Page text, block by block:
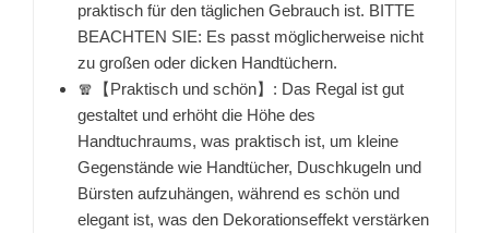
praktisch für den täglichen Gebrauch ist. BITTE
BEACHTEN SIE: Es passt möglicherweise nicht
zu großen oder dicken Handtüchern.
🧣【Praktisch und schön】: Das Regal ist gut
gestaltet und erhöht die Höhe des
Handtuchraums, was praktisch ist, um kleine
Gegenstände wie Handtücher, Duschkugeln und
Bürsten aufzuhängen, während es schön und
elegant ist, was den Dekorationseffekt verstärken